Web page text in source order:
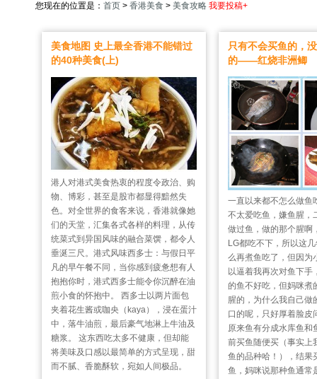
您现在的位置是： 首页 > 香港美食 > 美食攻略 我要投稿+
美食地图 史上最全香港不能错过
的40种美食(上)
港人对港式美食热衷的程度令政治、购
物、博彩，甚至是股市都显得黯然失
色。对全世界的食客来说，香港就像她
们的天堂，汇集各式各样的料理，从传
统菜式到异国风味的融合菜馔，都令人
垂涎三尺。港式风味西多士：与假日平
凡的早午餐不同，当你感到疲惫想有人
抱抱你时，港式西多士能令你沉醉在油
煎小食的怀抱中。 西多士以两片面包
夹着花生酱或咖央（kaya），浸在蛋汁
中，落牛油煎，最后豪气地淋上牛油及
糖浆。 这东西吃太多不健康，但却能
将美味及口感以最简单的方式呈现，甜
而不腻、香脆酥软，宛如人间极品。
只有不会买鱼的，
的——红烧非洲鲫
一直以来都不怎么做鱼
不太爱吃鱼，嫌鱼腥，
做过鱼，做的那个腥啊
LG都吃不下，所以这
么再煮鱼吃了，但因为
以逼着我再次对鱼下手
的鱼不好吃，但妈咪煮
腥的，为什么我自己做
口的呢，只好厚着脸皮
原来鱼有分成水库鱼和
前买鱼随便买（事实上
鱼的品种哈！），结果
鱼，妈咪说那种鱼通常